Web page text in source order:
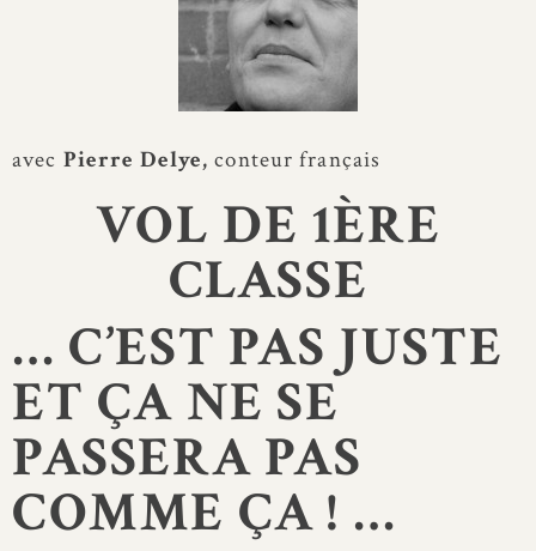
avec Pierre Delye,conteur français
VOL DE 1ÈRE
CLASSE
… C’EST PAS JUSTE
ET ÇA NE SE
PASSERA PAS
COMME ÇA ! …